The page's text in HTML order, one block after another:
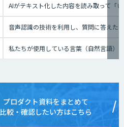
AIがテキスト化した内容を読み取って「
音声認識の技術を利用し、質問に答えた
私たちが使用している言葉（自然言語）
プロダクト資料をまとめて
比較・確認したい方はこちら